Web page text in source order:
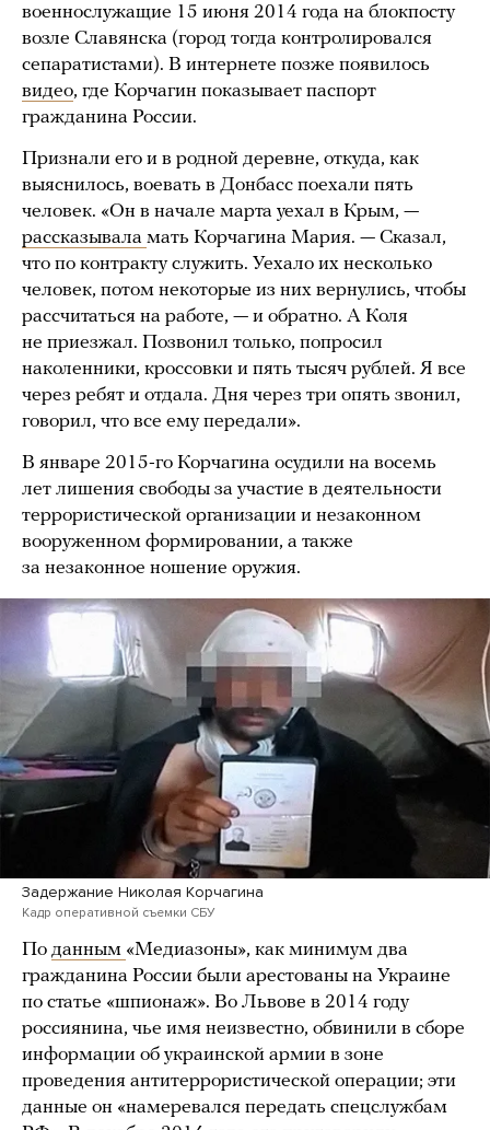
военнослужащие 15 июня 2014 года на блокпосту
возле Славянска (город тогда контролировался
сепаратистами). В интернете позже появилось
видео, где Корчагин показывает паспорт
гражданина России.
Признали его и в родной деревне, откуда, как
выяснилось, воевать в Донбасс поехали пять
человек. «Он в начале марта уехал в Крым, —
рассказывала мать Корчагина Мария. — Сказал,
что по контракту служить. Уехало их несколько
человек, потом некоторые из них вернулись, чтобы
рассчитаться на работе, — и обратно. А Коля
не приезжал. Позвонил только, попросил
наколенники, кроссовки и пять тысяч рублей. Я все
через ребят и отдала. Дня через три опять звонил,
говорил, что все ему передали».
В январе 2015-го Корчагина осудили на восемь
лет лишения свободы за участие в деятельности
террористической организации и незаконном
вооруженном формировании, а также
за незаконное ношение оружия.
Задержание Николая Корчагина
Кадр оперативной съемки СБУ
По данным «Медиазоны», как минимум два
гражданина России были арестованы на Украине
по статье «шпионаж». Во Львове в 2014 году
россиянина, чье имя неизвестно, обвинили в сборе
информации об украинской армии в зоне
проведения антитеррористической операции; эти
данные он «намеревался передать спецслужбам